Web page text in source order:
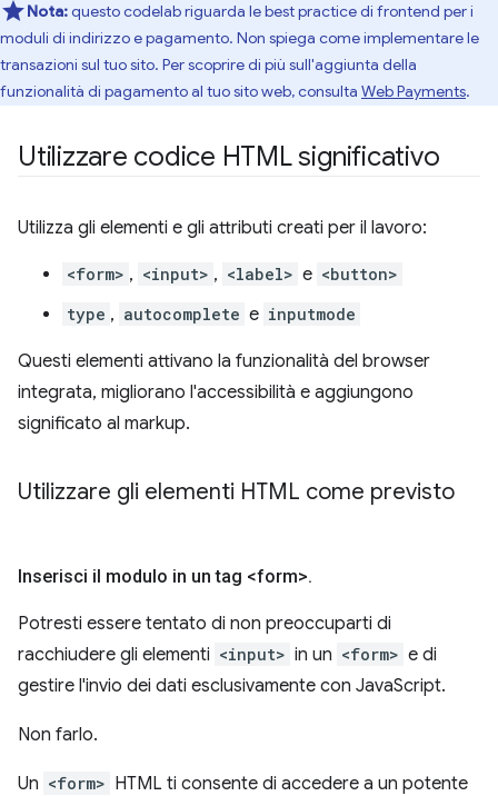
Nota:questo codelab riguarda le best practice di frontend per i
moduli di indirizzo e pagamento. Non spiega come implementare le
transazioni sul tuo sito. Per scoprire di più sull'aggiunta della
funzionalità di pagamento al tuo sito web, consulta Web Payments.
Utilizzare codice HTML significativo
Utilizza gli elementi e gli attributi creati per il lavoro:
<form> , <input> , <label> e <button>
type , autocomplete e inputmode
Questi elementi attivano la funzionalità del browser
integrata, migliorano l'accessibilità e aggiungono
significato al markup.
Utilizzare gli elementi HTML come previsto
Inserisci il modulo in un tag <form>.
Potresti essere tentato di non preoccuparti di
racchiudere gli elementi <input> in un <form> e di
gestire l'invio dei dati esclusivamente con JavaScript.
Non farlo.
Un <form> HTML ti consente di accedere a un potente